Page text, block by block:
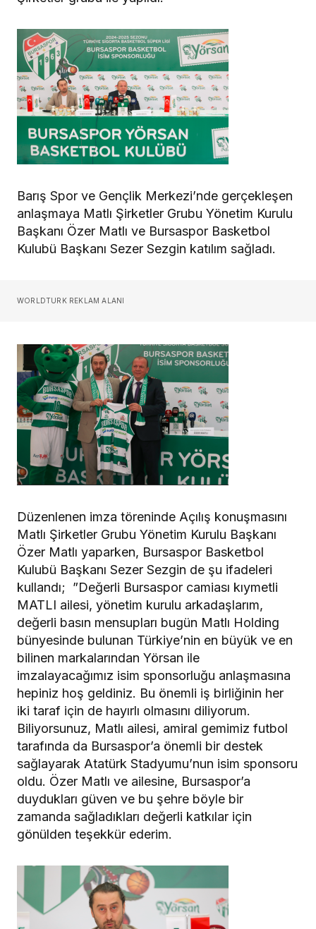
Barış Spor ve Gençlik Merkezi’nde gerçekleşen
anlaşmaya Matlı Şirketler Grubu Yönetim Kurulu
Başkanı Özer Matlı ve Bursaspor Basketbol
Kulubü Başkanı Sezer Sezgin katılım sağladı.
WORLDTURK REKLAM ALANI
Düzenlenen imza töreninde Açılış konuşmasını
Matlı Şirketler Grubu Yönetim Kurulu Başkanı
Özer Matlı yaparken, Bursaspor Basketbol
Kulubü Başkanı Sezer Sezgin de şu ifadeleri
kullandı; ”Değerli Bursaspor camiası kıymetli
MATLI ailesi, yönetim kurulu arkadaşlarım,
değerli basın mensupları bugün Matlı Holding
bünyesinde bulunan Türkiye’nin en büyük ve en
bilinen markalarından Yörsan ile
imzalayacağımız isim sponsorluğu anlaşmasına
hepiniz hoş geldiniz. Bu önemli iş birliğinin her
iki taraf için de hayırlı olmasını diliyorum.
Biliyorsunuz, Matlı ailesi, amiral gemimiz futbol
tarafında da Bursaspor’a önemli bir destek
sağlayarak Atatürk Stadyumu’nun isim sponsoru
oldu. Özer Matlı ve ailesine, Bursaspor’a
duydukları güven ve bu şehre böyle bir
zamanda sağladıkları değerli katkılar için
gönülden teşekkür ederim.